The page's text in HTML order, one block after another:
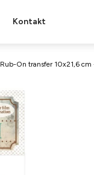
Kontakt
Rub-On transfer 10x21,6 cm